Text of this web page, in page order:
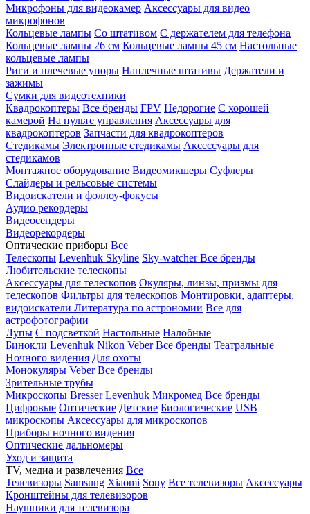
Микрофоны для видеокамер Аксессуары для видео
микрофонов
Кольцевые лампы Со штативом C держателем для телефона
Кольцевые лампы 26 см Кольцевые лампы 45 см Настольные
кольцевые лампы
Риги и плечевые упоры Наплечные штативы Держатели и
зажимы
Сумки для видеотехники
Квадрокоптеры Все бренды FPV Недорогие С хорошей
камерой На пульте управления Аксессуары для
квадрокоптеров Запчасти для квадрокоптеров
Стедикамы Электронные стедикамы Аксессуары для
стедикамов
Монтажное оборудование Видеомикшеры Суфлеры
Слайдеры и рельсовые системы
Видоискатели и фоллоу-фокусы
Аудио рекордеры
Видеосендеры
Видеорекордеры
Оптические приборы Все
Телескопы Levenhuk Skyline Sky-watcherВсе бренды
Любительские телескопы
Аксессуары для телескопов Окуляры, линзы, призмы для
телескопов Фильтры для телескопов Монтировки, адаптеры,
видоискатели Литература по астрономии Все для
астрофотографии
Лупы С подсветкой Настольные Налобные
Бинокли Levenhuk Nikon VeberВсе бренды Театральные
Ночного видения Для охоты
Монокуляры Veber Все бренды
Зрительные трубы
Микроскопы BresserLevenhuk Микромед Все бренды
Цифровые Оптические Детские Биологические USB
микроскопы Аксессуары для микроскопов
Приборы ночного видения
Оптические дальномеры
Уход и защита
TV, медиа и развлечения Все
Телевизоры Samsung Xiaomi Sony Все телевизоры Аксессуары
Кронштейны для телевизоров
Наушники для телевизора